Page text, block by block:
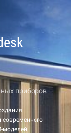
приборов
современного
моделей